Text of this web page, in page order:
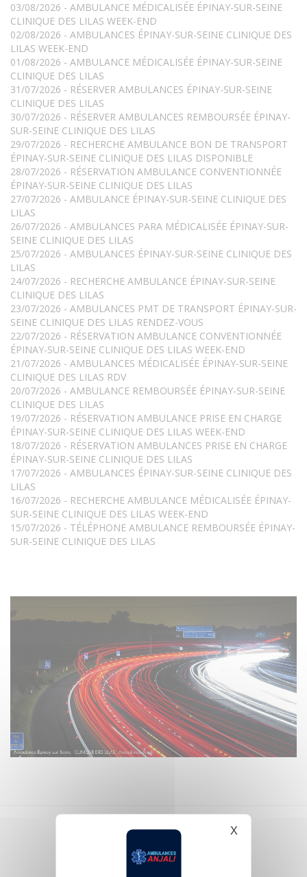
03/08/2026 - AMBULANCE MÉDICALISÉE ÉPINAY-SUR-SEINE
CLINIQUE DES LILAS WEEK-END
02/08/2026 - AMBULANCES ÉPINAY-SUR-SEINE CLINIQUE DES
LILAS WEEK-END
01/08/2026 - AMBULANCE MÉDICALISÉE ÉPINAY-SUR-SEINE
CLINIQUE DES LILAS
31/07/2026 - RÉSERVER AMBULANCES ÉPINAY-SUR-SEINE
CLINIQUE DES LILAS
30/07/2026 - RÉSERVER AMBULANCES REMBOURSÉE ÉPINAY-
SUR-SEINE CLINIQUE DES LILAS
29/07/2026 - RECHERCHE AMBULANCE BON DE TRANSPORT
ÉPINAY-SUR-SEINE CLINIQUE DES LILAS DISPONIBLE
28/07/2026 - RÉSERVATION AMBULANCE CONVENTIONNÉE
ÉPINAY-SUR-SEINE CLINIQUE DES LILAS
27/07/2026 - AMBULANCE ÉPINAY-SUR-SEINE CLINIQUE DES
LILAS
26/07/2026 - AMBULANCES PARA MÉDICALISÉE ÉPINAY-SUR-
SEINE CLINIQUE DES LILAS
25/07/2026 - AMBULANCES ÉPINAY-SUR-SEINE CLINIQUE DES
LILAS
24/07/2026 - RECHERCHE AMBULANCE ÉPINAY-SUR-SEINE
CLINIQUE DES LILAS
23/07/2026 - AMBULANCES PMT DE TRANSPORT ÉPINAY-SUR-
SEINE CLINIQUE DES LILAS RENDEZ-VOUS
22/07/2026 - RÉSERVATION AMBULANCE CONVENTIONNÉE
ÉPINAY-SUR-SEINE CLINIQUE DES LILAS WEEK-END
21/07/2026 - AMBULANCES MÉDICALISÉE ÉPINAY-SUR-SEINE
CLINIQUE DES LILAS RDV
20/07/2026 - AMBULANCE REMBOURSÉE ÉPINAY-SUR-SEINE
CLINIQUE DES LILAS
19/07/2026 - RÉSERVATION AMBULANCE PRISE EN CHARGE
ÉPINAY-SUR-SEINE CLINIQUE DES LILAS WEEK-END
18/07/2026 - RÉSERVATION AMBULANCES PRISE EN CHARGE
ÉPINAY-SUR-SEINE CLINIQUE DES LILAS
17/07/2026 - AMBULANCES ÉPINAY-SUR-SEINE CLINIQUE DES
LILAS
16/07/2026 - RECHERCHE AMBULANCE MÉDICALISÉE ÉPINAY-
SUR-SEINE CLINIQUE DES LILAS WEEK-END
15/07/2026 - TÉLÉPHONE AMBULANCE REMBOURSÉE ÉPINAY-
SUR-SEINE CLINIQUE DES LILAS
X